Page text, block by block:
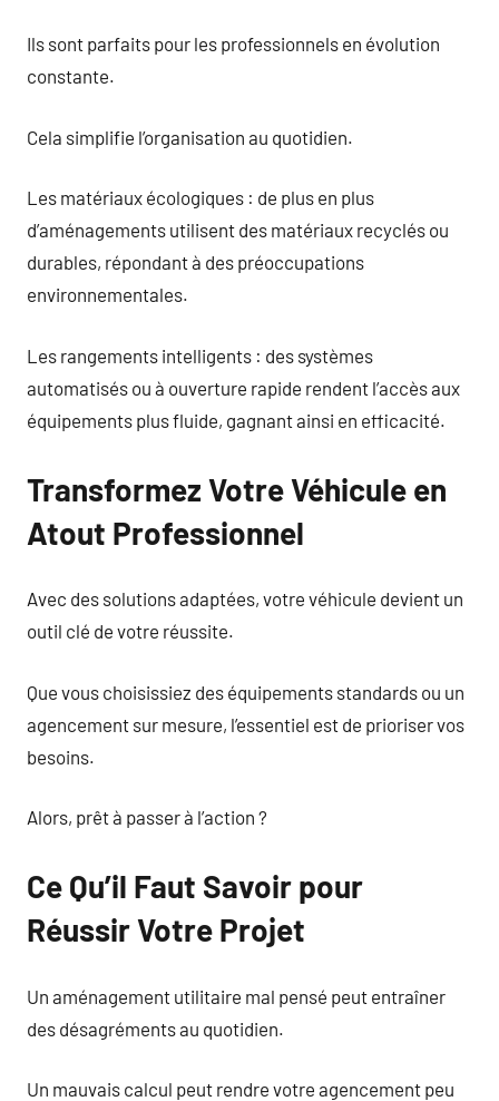
Ils sont parfaits pour les professionnels en évolution
constante.
Cela simplifie l’organisation au quotidien.
Les matériaux écologiques : de plus en plus
d’aménagements utilisent des matériaux recyclés ou
durables, répondant à des préoccupations
environnementales.
Les rangements intelligents : des systèmes
automatisés ou à ouverture rapide rendent l’accès aux
équipements plus fluide, gagnant ainsi en efficacité.
Transformez Votre Véhicule en
Atout Professionnel
Avec des solutions adaptées, votre véhicule devient un
outil clé de votre réussite.
Que vous choisissiez des équipements standards ou un
agencement sur mesure, l’essentiel est de prioriser vos
besoins.
Alors, prêt à passer à l’action ?
Ce Qu’il Faut Savoir pour
Réussir Votre Projet
Un aménagement utilitaire mal pensé peut entraîner
des désagréments au quotidien.
Un mauvais calcul peut rendre votre agencement peu